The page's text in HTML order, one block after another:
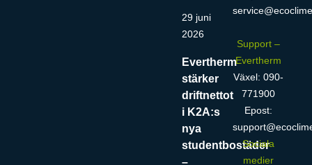
29 juni
2026
Evertherm
stärker
driftnettot
i K2A:s
nya
studentbostäder
–
Support –
Evertherm
Växel: 090-
771900
Epost:
Sociala
medier